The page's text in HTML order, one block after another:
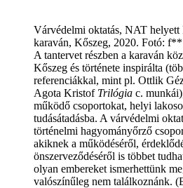
Várvédelmi oktatás, NAT
karaván, Kőszeg, 2020. Fotó:
A tantervet részben a karaván
Kőszeg és története inspirálta
referenciákkal, mint pl. Ottlik
Agota Kristof Trilógia c.
működő csoportokat, helyi
tudásátadásba. A várvédelmi
történelmi hagyományőrző
akiknek a működéséről,
önszerveződéséről is többet
olyan embereket ismerhettünk
valószínűleg nem találkoznánk.